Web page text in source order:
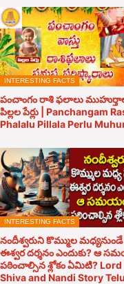
INTERESTING FACTS
పంచాంగం రాశి ఫలాలు
పిల్లల పేర్లు | Panchangam
Phalalu Pillala Perlu
INTERESTING FACTS
నందీశ్వరుని కొమ్ముల మధ్యనుండే
ఈశ్వర దర్శనం ఎందుకు? ఆ
పఠించాల్సిన శ్లోకం ఏమిటి? Lord
Shiva and Nandi Story